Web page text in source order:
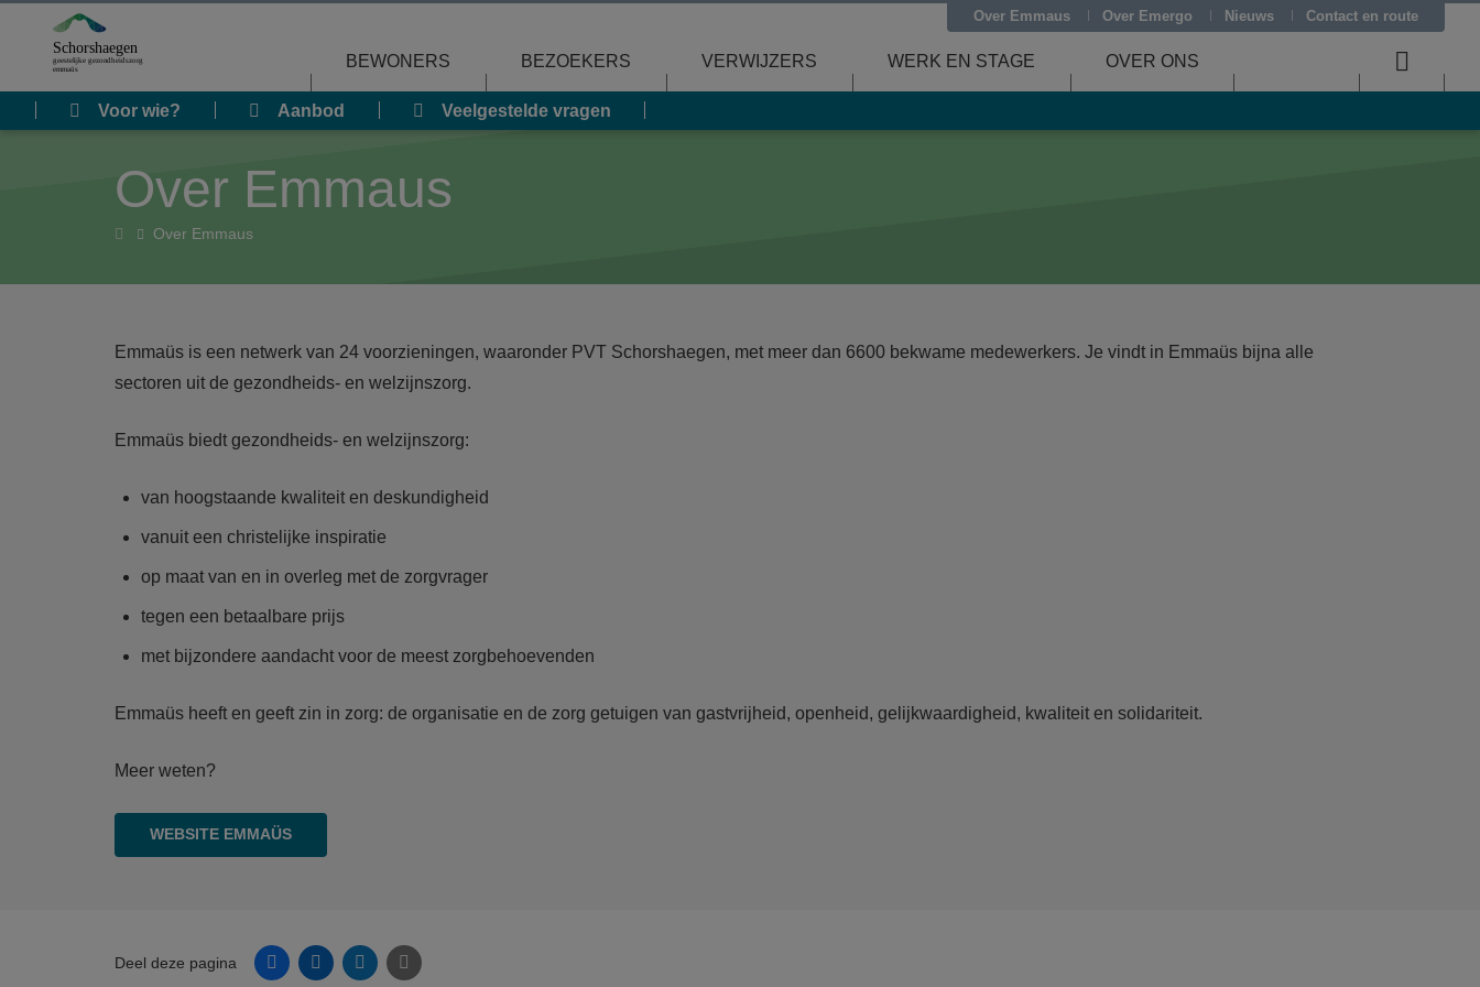
Overslaan en naar de inhoud gaan Over Emmaus Over Emergo Nieuws Contact en route
BEWONERS BEZOEKERS VERWIJZERS WERK EN STAGE OVER ONS
menu
Voor wie? Aanbod Veelgestelde vragen
Over Emmaus
HomeOver Emmaus
Emmaüs is een netwerk van 24 voorzieningen, waaronder PVT Schorshaegen, met meer dan 6600 bekwame medewerkers. Je vindt in Emmaüs bijna alle
sectoren uit de gezondheids- en welzijnszorg.
Emmaüs biedt gezondheids- en welzijnszorg:
van hoogstaande kwaliteit en deskundigheid
vanuit een christelijke inspiratie
op maat van en in overleg met de zorgvrager
tegen een betaalbare prijs
met bijzondere aandacht voor de meest zorgbehoevenden
Emmaüs heeft en geeft zin in zorg: de organisatie en de zorg getuigen van gastvrijheid, openheid, gelijkwaardigheid, kwaliteit en solidariteit.
Meer weten?
WEBSITE EMMAÜS
Deel deze pagina FacebookLinkedinTwitter E-mail